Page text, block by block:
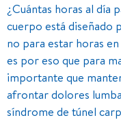
¿Cuántas horas al día
cuerpo está diseñado
no para estar horas
es por eso que para
importante que
afrontar dolores
síndrome de túnel